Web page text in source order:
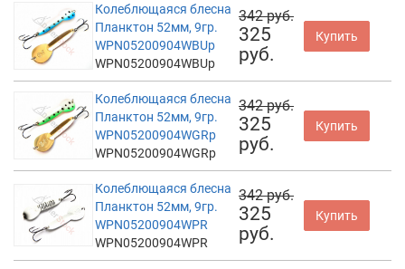
Колеблющаяся блесна
Планктон 52мм, 9гр.
WPN05200904WBUp
WPN05200904WBUp
342 руб.
325
руб.
Купить
Колеблющаяся блесна
Планктон 52мм, 9гр.
WPN05200904WGRp
WPN05200904WGRp
342 руб.
325
руб.
Купить
Колеблющаяся блесна
Планктон 52мм, 9гр.
WPN05200904WPR
WPN05200904WPR
342 руб.
325
руб.
Купить